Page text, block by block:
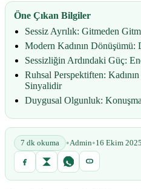
Öne Çıkan Bilgiler
Sessiz Ayrılık: Gitmeden
Modern Kadının
Sessizliğin Ardındaki Güç:
Ruhsal Perspektiften:
Sinyalidir
Duygusal Olgunluk:
7 dk okuma •Admin•16 Ekim 2025